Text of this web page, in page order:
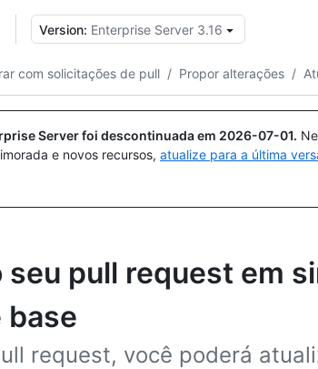
Version: Enterprise Server 3.16
com solicitações de pull / Propor alterações /
Server foi descontinuada em 2026-07-01.
e novos recursos, atualize para a última
seu pull request em
base
request, você poderá